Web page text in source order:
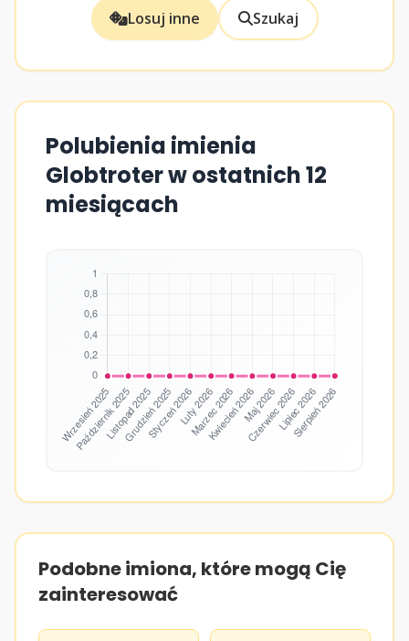
Losuj inne Szukaj
Polubienia imienia
Globtroter w ostatnich 12
miesiącach
Podobne imiona, które mogą Cię
zainteresować